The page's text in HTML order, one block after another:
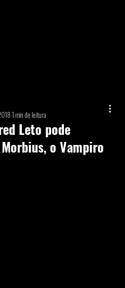
Leto pode
o Vampiro
1 min de leitura